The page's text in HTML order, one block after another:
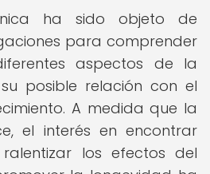
ha sido objeto de
para comprender
aspectos de la
posible relación con el
A medida que la
el interés en encontrar
los efectos del